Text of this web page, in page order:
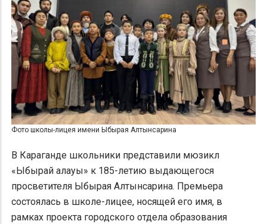
Фото школы-лицея имени Ыбырая Алтынсарина
В Караганде школьники представили мюзикл
«Ыбырай алауы» к 185-летию выдающегося
просветителя Ыбырая Алтынсарина. Премьера
состоялась в школе-лицее, носящей его имя, в
рамках проекта городского отдела образования